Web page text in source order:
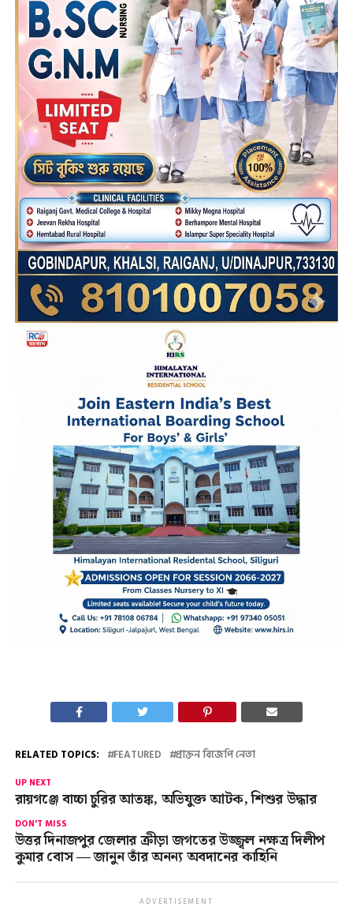
RELATED TOPICS: FEATURED প্রাক্তন বিজেপি নেতা
UP NEXT
রায়গঞ্জে বাচ্চা চুরির আতঙ্ক, অভিযুক্ত আটক, শিশুর উদ্ধার
DON'T MISS
উত্তর দিনাজপুর জেলার ক্রীড়া জগতের উজ্জ্বল নক্ষত্র দিলীপ
কুমার বোস — জানুন তাঁর অনন্য অবদানের কাহিনি
ADVERTISEMENT